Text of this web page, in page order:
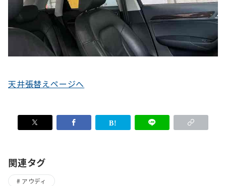
天井張替えページへ
関連タグ
アウディ